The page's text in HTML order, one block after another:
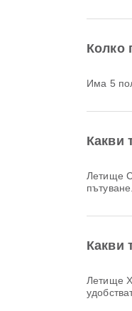
Колко
Има 5
Какви
Летище Стокхолм Арланда предлага Банково обслужване/банкомат, Услуга за обмяна на валута, Влак и много други удобства, които подобряват вашето
Какви
Летище Хамбург предлага Детска стая, Клиника и аптеки, Хранене и много други удобства за по-добро пътуване. Можете да проверите подробна информация за